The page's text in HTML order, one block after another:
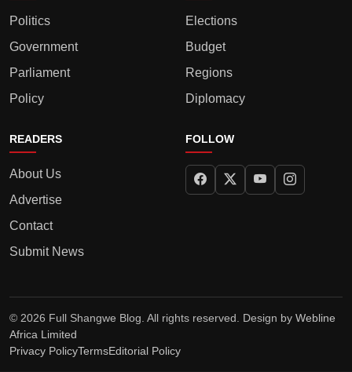
Politics
Government
Parliament
Policy
Elections
Budget
Regions
Diplomacy
READERS
About Us
Advertise
Contact
Submit News
FOLLOW
© 2026 Full Shangwe Blog. All rights reserved. Design by Webline
Africa Limited
Privacy PolicyTermsEditorial Policy